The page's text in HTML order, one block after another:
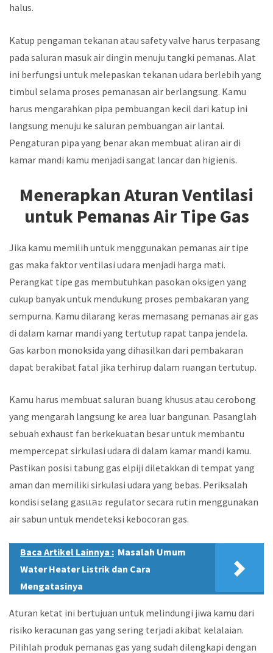
halus.
Katup pengaman tekanan atau safety valve harus terpasang
pada saluran masuk air dingin menuju tangki pemanas. Alat
ini berfungsi untuk melepaskan tekanan udara berlebih yang
timbul selama proses pemanasan air berlangsung. Kamu
harus mengarahkan pipa pembuangan kecil dari katup ini
langsung menuju ke saluran pembuangan air lantai.
Pengaturan pipa yang benar akan membuat aliran air di
kamar mandi kamu menjadi sangat lancar dan higienis.
Menerapkan Aturan Ventilasi
untuk Pemanas Air Tipe Gas
Jika kamu memilih untuk menggunakan pemanas air tipe
gas maka faktor ventilasi udara menjadi harga mati.
Perangkat tipe gas membutuhkan pasokan oksigen yang
cukup banyak untuk mendukung proses pembakaran yang
sempurna. Kamu dilarang keras memasang pemanas air gas
di dalam kamar mandi yang tertutup rapat tanpa jendela.
Gas karbon monoksida yang dihasilkan dari pembakaran
dapat berakibat fatal jika terhirup dalam ruangan tertutup.
Kamu harus membuat saluran buang khusus atau cerobong
yang mengarah langsung ke area luar bangunan. Pasanglah
sebuah exhaust fan berkekuatan besar untuk membantu
mempercepat sirkulasi udara di dalam kamar mandi kamu.
Pastikan posisi tabung gas elpiji diletakkan di tempat yang
aman dan memiliki sirkulasi udara yang bebas. Periksalah
kondisi selang gasและ regulator secara rutin menggunakan
air sabun untuk mendeteksi kebocoran gas.
Baca Artikel Lainnya : Masalah Umum
Water Heater Listrik dan Cara
Mengatasinya
Aturan ketat ini bertujuan untuk melindungi jiwa kamu dari
risiko keracunan gas yang sering terjadi akibat kelalaian.
Pilihlah produk pemanas gas yang sudah dilengkapi dengan